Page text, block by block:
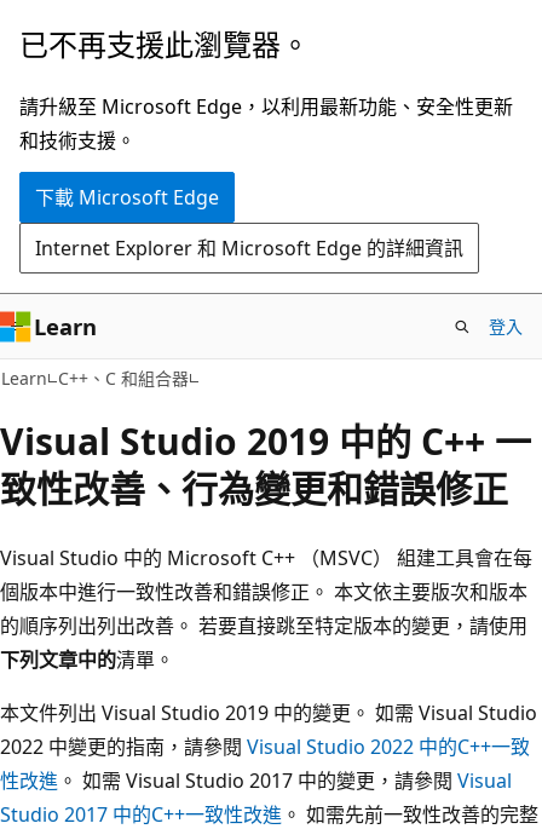
跳
主
要
內
已不再支援此瀏覽器。
請升級至 Microsoft Edge，以利用最新功能、安全性更新
和技術支援。
下載 Microsoft Edge
Internet Explorer 和 Microsoft Edge 的詳細資訊
Learn 登入
Learn C++、C 和組合器
Visual Studio 2019 中的 C++ 一
致性改善、行為變更和錯誤修正
Visual Studio 中的 Microsoft C++ （MSVC） 組建工具會在每
個版本中進行一致性改善和錯誤修正。 本文依主要版次和版本
的順序列出列出改善。 若要直接跳至特定版本的變更，請使用
下列文章中的清單。
本文件列出 Visual Studio 2019 中的變更。 如需 Visual Studio
2022 中變更的指南，請參閱 Visual Studio 2022 中的C++一致
性改進 。 如需 Visual Studio 2017 中的變更，請參閱 Visual
Studio 2017 中的C++一致性改進 。 如需先前一致性改善的完整